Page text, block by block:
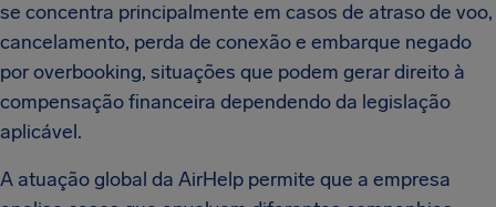
se concentra principalmente em casos de atraso de voo,
cancelamento, perda de conexão e embarque negado
por overbooking, situações que podem gerar direito à
compensação financeira dependendo da legislação
aplicável.
A atuação global da AirHelp permite que a empresa